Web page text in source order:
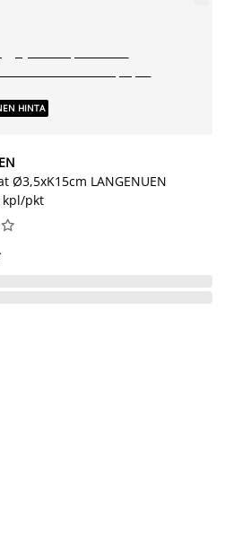
HINTA
Ø3,5xK15cm LANGENUEN
pkt

